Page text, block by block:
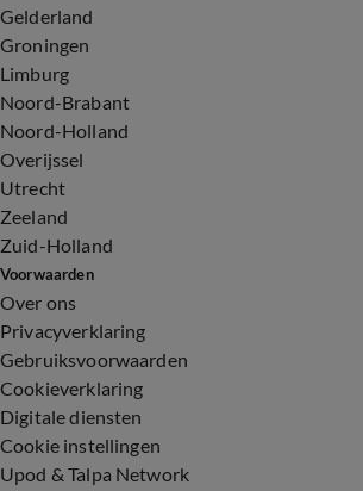
Gelderland
Groningen
Limburg
Noord-Brabant
Noord-Holland
Overijssel
Utrecht
Zeeland
Zuid-Holland
Voorwaarden
Over ons
Privacyverklaring
Gebruiksvoorwaarden
Cookieverklaring
Digitale diensten
Cookie instellingen
Upod & Talpa Network